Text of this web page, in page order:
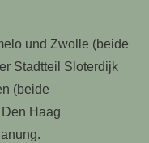
und Zwolle (beide
Stadtteil Sloterdijk
(beide
Haag